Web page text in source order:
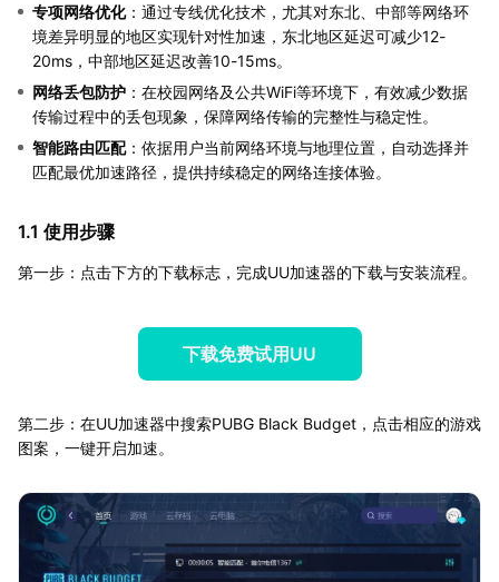
专项网络优化：通过专线优化技术，尤其对东北、中部等网络环
境差异明显的地区实现针对性加速，东北地区延迟可减少12-
20ms，中部地区延迟改善10-15ms。
网络丢包防护 ：在校园网络及公共WiFi等环境下，有效减少数据
传输过程中的丢包现象，保障网络传输的完整性与稳定性。
智能路由匹配：依据用户当前网络环境与地理位置，自动选择并
匹配最优加速路径，提供持续稳定的网络连接体验。
1.1 使用步骤
第一步：点击下方的下载标志，完成UU加速器的下载与安装流程。
下载免费试用UU
第二步：在UU加速器中搜索PUBG Black Budget，点击相应的游戏
图案，一键开启加速。